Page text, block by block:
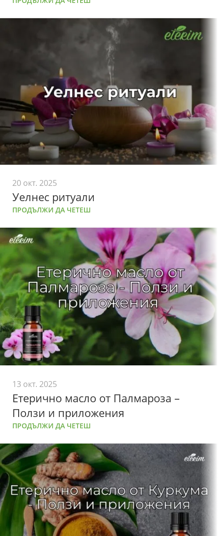
20 окт. 2025
Уелнес ритуали
ПРОДЪЛЖИ ДА ЧЕТЕШ
13 окт. 2025
Етерично масло от Палмароза –
Ползи и приложения
ПРОДЪЛЖИ ДА ЧЕТЕШ